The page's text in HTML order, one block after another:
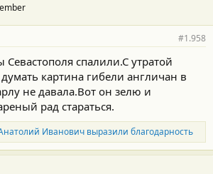
#1.958
спалили.С утратой
картина гибели англичан в
не давала.Вот он зелю и
рад стараться.
Ивановичвыразили благодарность